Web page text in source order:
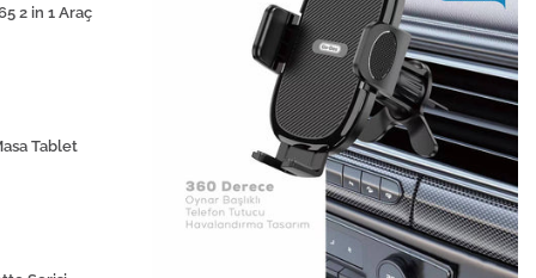
2 in 1 Araç
Tablet